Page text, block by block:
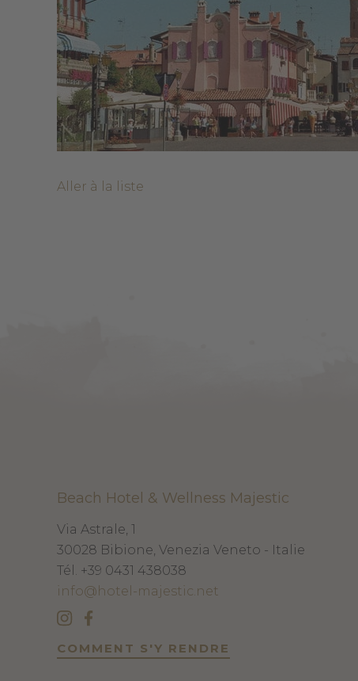
Aller à la liste
Beach Hotel & Wellness Majestic
Via Astrale, 1
30028 Bibione, Venezia Veneto - Italie
Tél.
+39 0431 438038
info@hotel-majestic.net
COMMENT S'Y RENDRE